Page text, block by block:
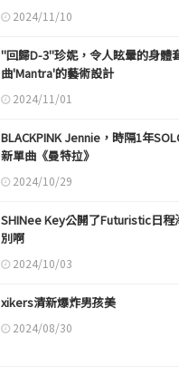
2024/11/10
"回歸D-3"珍妮，令人眩暈的身
曲'Mantra'的藝術設計
2024/11/01
BLACKPINK Jennie，時隔1年
新單曲《曼特拉》
2024/10/29
SHINee Key公開了Futuristic日程
別啊
2024/10/03
xikers清新爆炸男孩美
2024/08/30